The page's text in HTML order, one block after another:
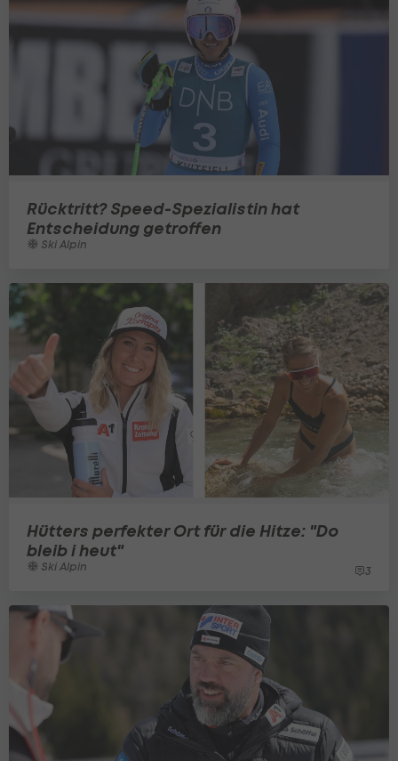
Rücktritt? Speed-Spezialistin hat
Entscheidung getroffen
Ski Alpin
Hütters perfekter Ort für die Hitze: "Do
bleib i heut"
Ski Alpin 3